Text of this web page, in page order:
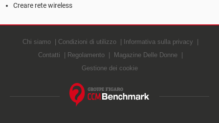
Creare rete wireless
Chi siamo Condizioni di utilizzo
Informativa sulla privacy
Contatti
Regolamento
Magazine Delle Donne
Gestione dei cookie